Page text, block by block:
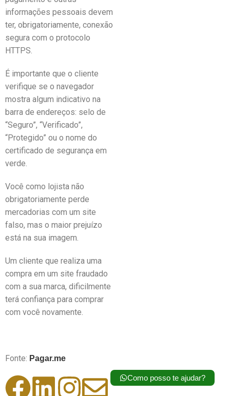
Como posso te ajudar?
informações pessoais devem
ter, obrigatoriamente, conexão
segura com o protocolo
HTTPS.
É importante que o cliente
verifique se o navegador
mostra algum indicativo na
barra de endereços: selo de
“Seguro”, “Verificado”,
“Protegido” ou o nome do
certificado de segurança em
verde.
Você como lojista não
obrigatoriamente perde
mercadorias com um site
falso, mas o maior prejuízo
está na sua imagem.
Um cliente que realiza uma
compra em um site fraudado
com a sua marca, dificilmente
terá confiança para comprar
com você novamente.
Fonte: Pagar.me